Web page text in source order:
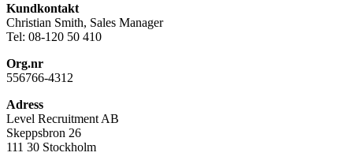
Kundkontakt
Christian Smith, Sales Manager
Tel: 08-120 50 410
Org.nr
556766-4312
Adress
Level Recruitment AB
Skeppsbron 26
111 30 Stockholm